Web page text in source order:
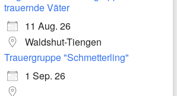
trauernde Väter
11 Aug. 26
Waldshut-Tiengen
Trauergruppe "Schmetterling"
1 Sep. 26